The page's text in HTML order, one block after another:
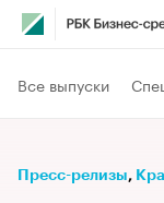
Все выпуски
Пресс-релизы⁠,